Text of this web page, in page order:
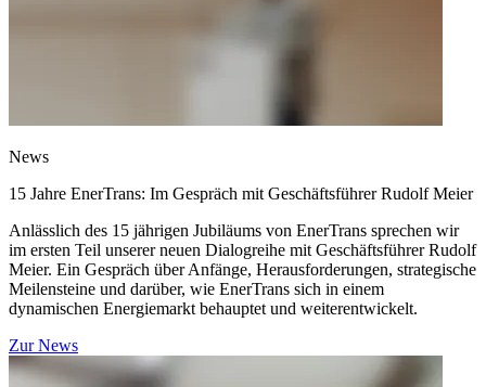
News
15 Jahre EnerTrans: Im Gespräch mit Geschäftsführer Rudolf Meier
Anlässlich des 15 jährigen Jubiläums von EnerTrans sprechen wir
im ersten Teil unserer neuen Dialogreihe mit Geschäftsführer Rudolf
Meier. Ein Gespräch über Anfänge, Herausforderungen, strategische
Meilensteine und darüber, wie EnerTrans sich in einem
dynamischen Energiemarkt behauptet und weiterentwickelt.
Zur News